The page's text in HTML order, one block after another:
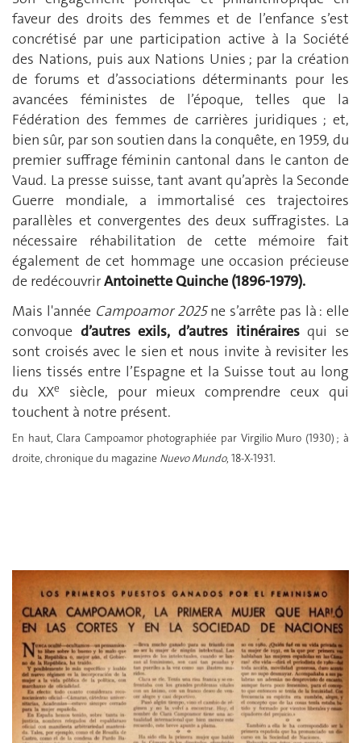
faveur des droits des femmes et de l’enfance s’est
concrétisé par une participation active à la Société
des Nations, puis aux Nations Unies ; par la création
de forums et d’associations déterminants pour les
avancées féministes de l’époque, telles que la
Fédération des femmes de carrières juridiques ; et,
bien sûr, par son soutien dans la conquête, en 1959, du
premier suffrage féminin cantonal dans le canton de
Vaud. La presse suisse, tant avant qu’après la Seconde
Guerre mondiale, a immortalisé ces trajectoires
parallèles et convergentes des deux suffragistes. La
nécessaire réhabilitation de cette mémoire fait
également de cet hommage une occasion précieuse
de redécouvrirAntoinette Quinche (1896-1979).
Mais l'année Campoamor 2025ne s’arrête pas là : elle
convoque d’autres exils, d’autres itinéraires qui se
sont croisés avec le sien et nous invite à revisiter les
liens tissés entre l’Espagne et la Suisse tout au long
du XXe siècle, pour mieux comprendre ceux qui
touchent à notre présent.
En haut, Clara Campoamor photographiée par Virgilio Muro (1930) ; à
droite, chronique du magazine Nuevo Mundo, 18-X-1931.